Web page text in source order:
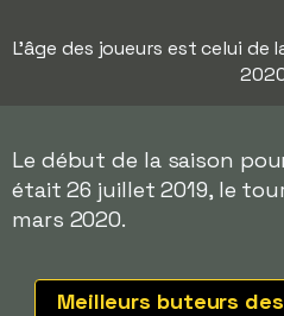
L'âge des joueurs est celui de
Le début de la saison
était 26 juillet 2019, le
mars 2020.
Meilleurs buteurs